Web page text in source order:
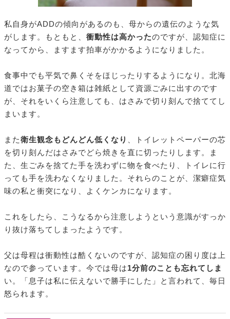
私自身がADDの傾向があるのも、母からの遺伝のような気
がします。もともと、 衝動性は高かったのですが、認知症に
なってから、ますます拍車がかかるようになりました。
食事中でも平気で鼻くそをほじったりするようになり。北海
道ではお菓子の空き箱は雑紙として資源ごみに出すのです
が、それをいくら注意しても、はさみで切り刻んで捨ててし
まいます。
また衛生観念もどんどん低くなり
、トイレットペーパーの芯
を切り刻んだはさみでどら焼きを直に切ったりします。ま
た、生ごみを捨てた手を洗わずに物を食べたり、トイレに行
っても手を洗わなくなりました。それらのことが、潔癖症気
味の私と衝突になり、よくケンカになります。
これをしたら、こうなるから注意しようという意識がすっか
り抜け落ちてしまったようです。
父は母程は衝動性は酷くないのですが、認知症の困り度は上
なので参っています。今では母は1分前のことも忘れてしま
い。「息子は私に伝えないで勝手にした」と言われて、毎日
怒られます。